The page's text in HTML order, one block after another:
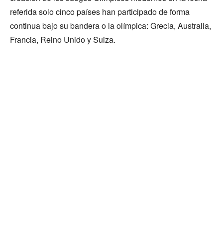
referida solo cinco países han participado de forma
continua bajo su bandera o la olímpica: Grecia, Australia,
Francia, Reino Unido y Suiza.